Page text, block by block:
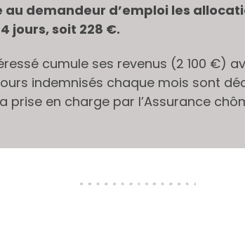
au demandeur d’emploi les
jours, soit 228 €.
cumule ses revenus (2 100 €)
indemnisés chaque mois sont
prise en charge par l’Assurance